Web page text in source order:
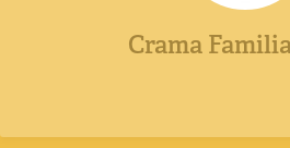
Crama